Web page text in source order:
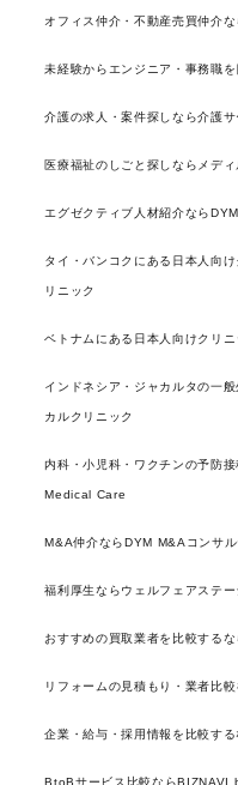
オフィス仲介・不動産売買仲介
未経験からエンジニア・事務職
介護の求人・案件探しなら介護サ
医療福祉のしごと探しならメディ
エグゼクティブ人材紹介なら
タイ・バンコクにある日本人向
リニック
ベトナムにある日本人向けクリ
インドネシア・ジャカルタの一
カルクリニック
内科・小児科・ワクチンの予防
Medical Care
M&A仲介ならDYM M&Aコンサ
福利厚生ならウェルフェアステー
おすすめの買取業者を比較するな
リフォームの見積もり・業者比
企業・給与・採用情報を比較す
BtoBサービス比較ならBIZNAVI